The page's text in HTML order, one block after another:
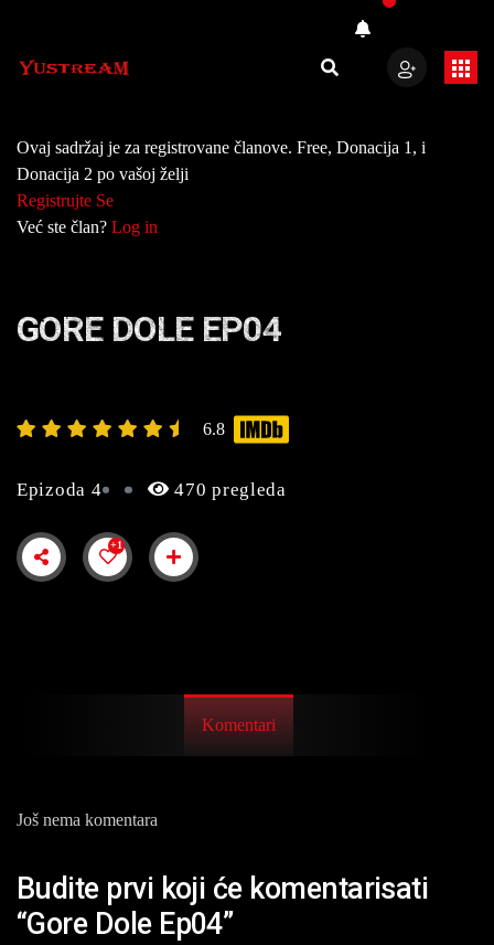
Ovaj sadržaj je za registrovane članove. Free, Donacija 1, i
Donacija 2 po vašoj želji
Registrujte Se
Već ste član? Log in
GORE DOLE EP04
6.8
Epizoda 4 470 pregleda
+1
Komentari
Još nema komentara
Budite prvi koji će komentarisati
“Gore Dole Ep04”